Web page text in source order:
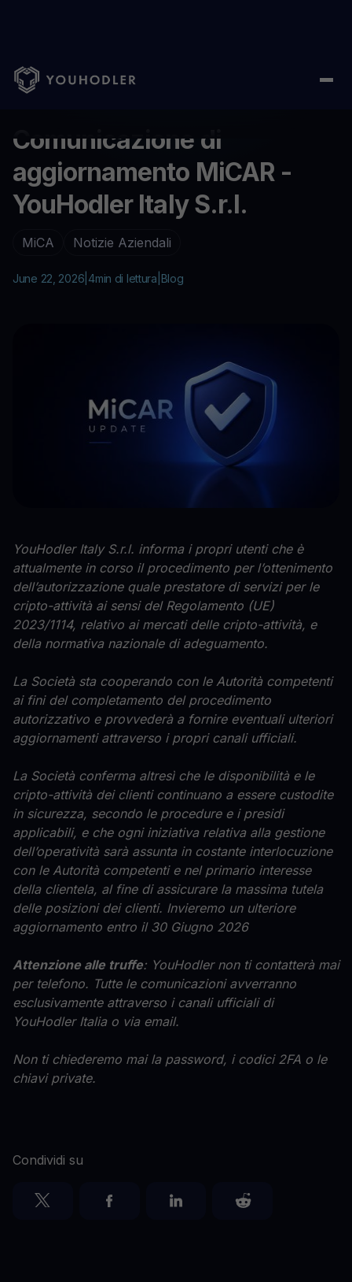
Home Aiuto /Comunicazione di aggiornamento MiCAR -
Comunicazione di
aggiornamento MiCAR -
YouHodler Italy S.r.l.
MiCA Notizie Aziendali
June 22, 2026 4min di lettura Blog
YouHodler Italy S.r.l. informa i propri utenti che è
attualmente in corso il procedimento per l’ottenimento
dell’autorizzazione quale prestatore di servizi per le
cripto-attività ai sensi del Regolamento (UE)
2023/1114, relativo ai mercati delle cripto-attività, e
della normativa nazionale di adeguamento.
La Società sta cooperando con le Autorità competenti
ai fini del completamento del procedimento
autorizzativo e provvederà a fornire eventuali ulteriori
aggiornamenti attraverso i propri canali ufficiali.
La Società conferma altresì che le disponibilità e le
cripto-attività dei clienti continuano a essere custodite
in sicurezza, secondo le procedure e i presidi
applicabili, e che ogni iniziativa relativa alla gestione
dell’operatività sarà assunta in costante interlocuzione
con le Autorità competenti e nel primario interesse
della clientela, al fine di assicurare la massima tutela
delle posizioni dei clienti. Invieremo un ulteriore
aggiornamento entro il 30 Giugno 2026
Attenzione alle truffe: YouHodler non ti contatterà mai
per telefono. Tutte le comunicazioni avverranno
esclusivamente attraverso i canali ufficiali di
YouHodler Italia o via email.
Non ti chiederemo mai la password, i codici 2FA o le
chiavi private.
Condividi su